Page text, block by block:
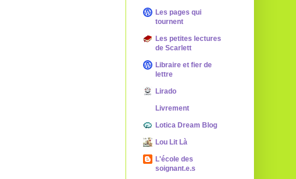
Les pages qui
tournent
Les petites lectures
de Scarlett
Libraire et fier de
lettre
Lirado
Livrement
Lotica Dream Blog
Lou Lit Là
L'école des
soignant.e.s